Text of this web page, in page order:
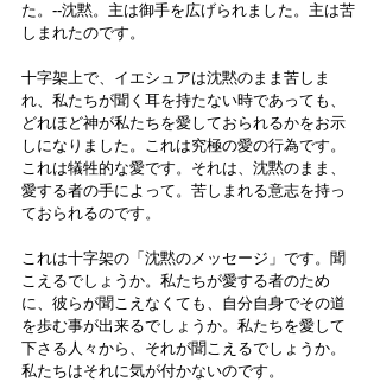
た。--沈黙。主は御手を広げられました。主は苦
しまれたのです。
十字架上で、イエシュアは沈黙のまま苦しま
れ、私たちが聞く耳を持たない時であっても、
どれほど神が私たちを愛しておられるかをお示
しになりました。これは究極の愛の行為です。
これは犠牲的な愛です。それは、沈黙のまま、
愛する者の手によって。苦しまれる意志を持っ
ておられるのです。
これは十字架の「沈黙のメッセージ」です。聞
こえるでしょうか。私たちが愛する者のため
に、彼らが聞こえなくても、自分自身でその道
を歩む事が出来るでしょうか。私たちを愛して
下さる人々から、それが聞こえるでしょうか。
私たちはそれに気が付かないのです。